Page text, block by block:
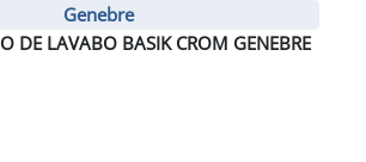
Genebre
DE LAVABO BASIK CROM GENEBRE